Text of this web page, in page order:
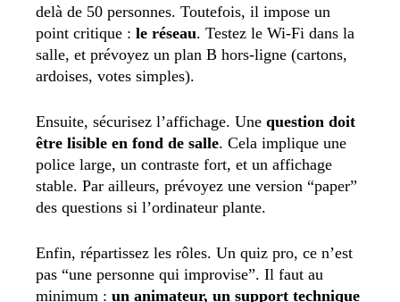
delà de 50 personnes. Toutefois, il impose un
point critique : le réseau. Testez le Wi-Fi dans la
salle, et prévoyez un plan B hors-ligne (cartons,
ardoises, votes simples).
Ensuite, sécurisez l’affichage. Une question doit
être lisible en fond de salle. Cela implique une
police large, un contraste fort, et un affichage
stable. Par ailleurs, prévoyez une version “paper”
des questions si l’ordinateur plante.
Enfin, répartissez les rôles. Un quiz pro, ce n’est
pas “une personne qui improvise”. Il faut au
minimum : un animateur, un support technique